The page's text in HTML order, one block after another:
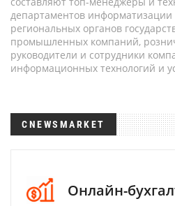
департаментов
региональных органов
промышленных компаний,
руководители и сотрудники
информационных технологий и
CNEWSMARKET
Онлайн-